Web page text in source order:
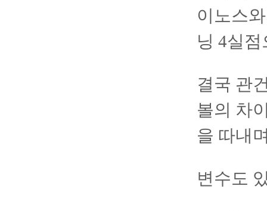
이노스
닝 4실
결국 관
볼의 차
을 따내
변수도